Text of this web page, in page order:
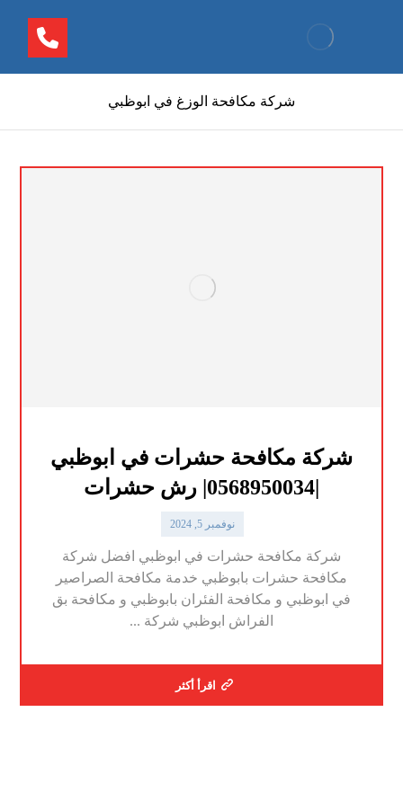
شركة مكافحة الوزغ في ابوظبي
شركة مكافحة حشرات في ابوظبي
نوفمبر 5, 2024
شركة مكافحة حشرات في ابوظبي افضل شركة
مكافحة حشرات بابوظبي خدمة مكافحة الصراصير
في ابوظبي و مكافحة الفئران بابوظبي و مكافحة بق
الفراش ابوظبي شركة ...
اقرأ أكثر